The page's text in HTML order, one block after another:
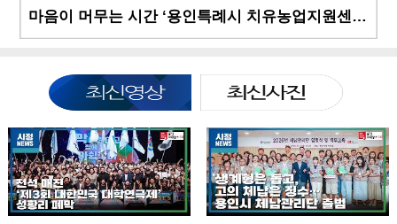
마음이 머무는 시간 ‘용인특례시 치유농업지원센터’